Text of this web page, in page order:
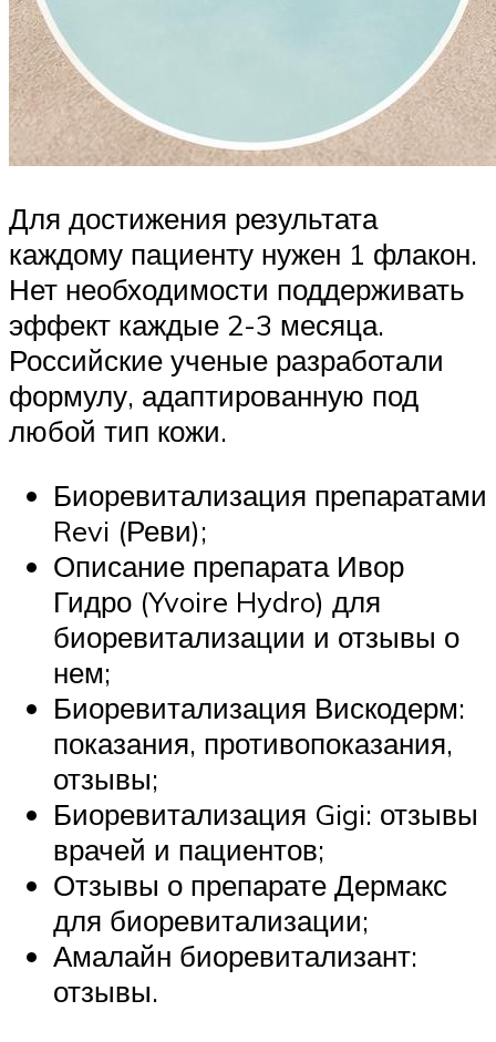
Для достижения результата
каждому пациенту нужен 1 флакон.
Нет необходимости поддерживать
эффект каждые 2-3 месяца.
Российские ученые разработали
формулу, адаптированную под
любой тип кожи.
Биоревитализация препаратами
Revi (Реви);
Описание препарата Ивор
Гидро (Yvoire Hydro) для
биоревитализации и отзывы о
нем;
Биоревитализация Вискодерм:
показания, противопоказания,
отзывы;
Биоревитализация Gigi: отзывы
врачей и пациентов;
Отзывы о препарате Дермакс
для биоревитализации;
Амалайн биоревитализант:
отзывы.